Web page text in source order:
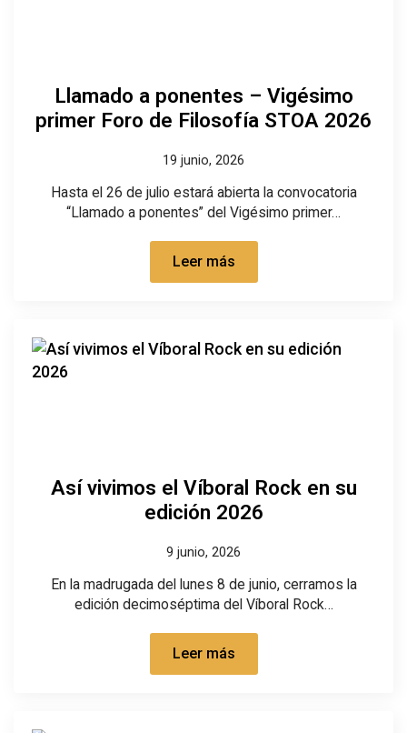
Llamado a ponentes – Vigésimo
primer Foro de Filosofía STOA 2026
19 junio, 2026
Hasta el 26 de julio estará abierta la convocatoria
“Llamado a ponentes” del Vigésimo primer…
Leer más
Así vivimos el Víboral Rock en su
edición 2026
9 junio, 2026
En la madrugada del lunes 8 de junio, cerramos la
edición decimoséptima del Víboral Rock…
Leer más